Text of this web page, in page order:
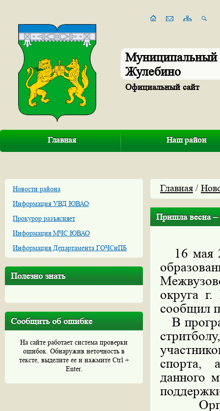
Муниципальный
Жулебино
Официальный сайт
Главная Наш район
Новости района
Информация УВД ЮВАО
Прокурор разъясняет
Информация МЧС ЮВАО
Информация Департамента ГОЧСиПБ
Полезно знать
Сообщить об ошибке
На сайте работает система проверки
ошибок. Обнаружив неточность в
тексте, выделите ее и нажмите Ctrl +
Enter.
Главная /
Пришла весна –
16 мая
округа
сообщил
В
спорта,
данного